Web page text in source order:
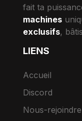
fait ta
machines
exclusifs,
LIENS
Accueil
Discord
Nous-rejoindre